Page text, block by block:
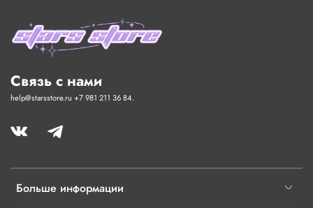
Больше информации
Связь с нами
help@starsstore.ru +7 981 211 36 84.